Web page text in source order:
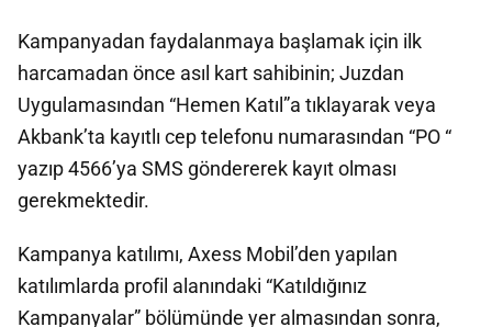
Kampanyadan faydalanmaya başlamak için ilk
harcamadan önce asıl kart sahibinin; Juzdan
Uygulamasından “Hemen Katıl”a tıklayarak veya
Akbank’ta kayıtlı cep telefonu numarasından “PO “
yazıp 4566’ya SMS göndererek kayıt olması
gerekmektedir.
Kampanya katılımı, Axess Mobil’den yapılan
katılımlarda profil alanındaki “Katıldığınız
Kampanyalar” bölümünde yer almasından sonra,